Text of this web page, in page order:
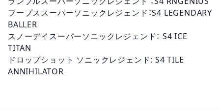
フープス スーパーソニック レジェンド：S4 LEGENDARY
BALLER
スノーデイ スーパーソニック レジェンド： S4 ICE
TITAN
ドロップショット
ソニック レジェンド: S4 TILE
ANNIHILATOR